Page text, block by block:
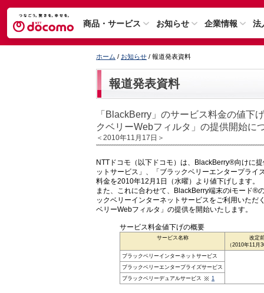
商品・サービス お知らせ 企業情報 法
ホーム / お知らせ / 報道発表資料
報道発表資料
「BlackBerry」のサービス料金の値下
クベリーWebフィルタ」の提供開始に
＜2010年11月17日＞
NTTドコモ（以下ドコモ）は、BlackBerry®向けに
ットサービス」、「ブラックベリーエンタープラ
料金を2010年12月1日（水曜）より値下げします。
また、これに合わせて、BlackBerry端末のiモード®
ックベリーインターネットサービスをご利用いた
ベリーWebフィルタ」の提供を開始いたします。
サービス料金値下げの概要
サービス名称
改定
（2010年11月
ブラックベリーインターネットサービス
ブラックベリーエンタープライズサービス
ブラックベリーデュアルサービス
1